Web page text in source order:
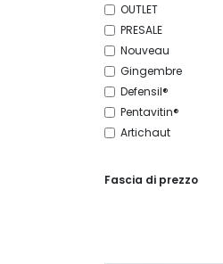
OUTLET
PRESALE
Nouveau
Gingembre
Defensil®
Pentavitin®
Artichaut
Fascia di prezzo